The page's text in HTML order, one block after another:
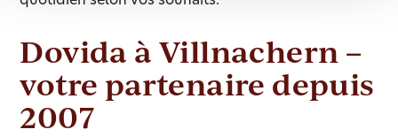
Dovida à Villnachern –
votre partenaire depuis
2007